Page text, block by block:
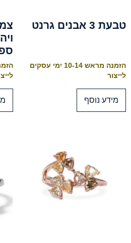
טבעת 3 אבנים גרנט
הזמנה מראש 10-14 ימי עסקים
לייצור
מידע נוסף